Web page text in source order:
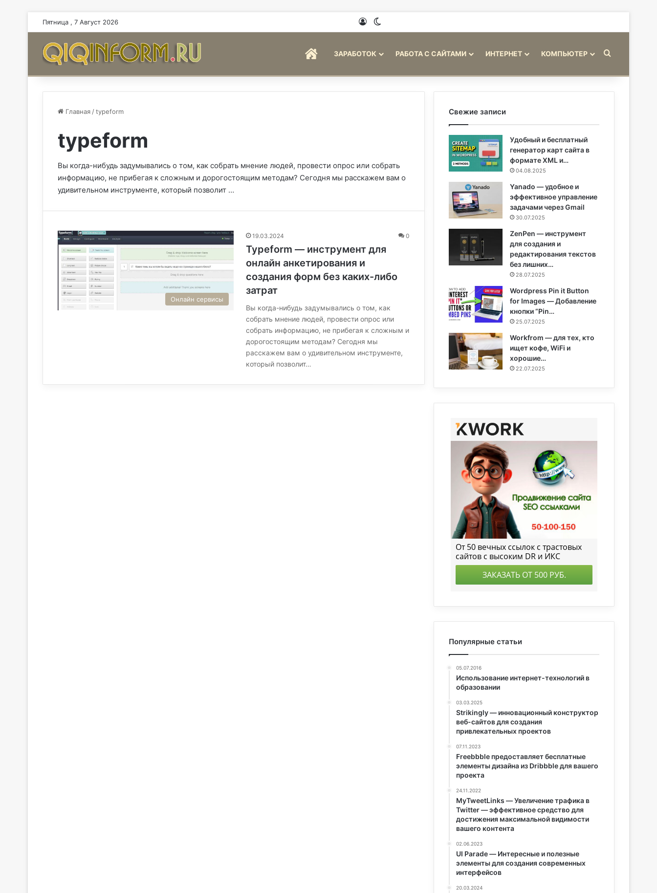
Пятница , 7 Август 2026 Войти
ГЛАВНАЯЗАРАБОТОК РАБОТА С САЙТАМИ ИНТЕРНЕТ КОМПЬЮТЕР
Главная /typeform
typeform
Вы когда-нибудь задумывались о том, как собрать мнение людей, провести опрос или собрать
информацию, не прибегая к сложным и дорогостоящим методам? Сегодня мы расскажем вам о
удивительном инструменте, который позволит …
Онлайн сервисы
19.03.2024 0
Typeform — инструмент для
онлайн анкетирования и
создания форм без каких-либо
затрат
Вы когда-нибудь задумывались о том, как
собрать мнение людей, провести опрос или
собрать информацию, не прибегая к сложным и
дорогостоящим методам? Сегодня мы
расскажем вам о удивительном инструменте,
который позволит…
Свежие записи
Удобный и бесплатный
генератор карт сайта в
формате XML и…
04.08.2025
Yanado — удобное и
эффективное управление
задачами через Gmail
30.07.2025
ZenPen — инструмент
для создания и
редактирования текстов
без лишних…
28.07.2025
Wordpress Pin it Button
for Images — Добавление
кнопки “Pin…
25.07.2025
Workfrom — для тех, кто
ищет кофе, WiFi и
хорошие…
22.07.2025
Популярные статьи
05.07.2016
Использование интернет-технологий в
образовании
03.03.2025
Strikingly — инновационный конструктор
веб-сайтов для создания
привлекательных проектов
07.11.2023
Freebbble предоставляет бесплатные
элементы дизайна из Dribbble для вашего
проекта
24.11.2022
MyTweetLinks — Увеличение трафика в
Twitter — эффективное средство для
достижения максимальной видимости
вашего контента
02.06.2023
UI Parade — Интересные и полезные
элементы для создания современных
интерфейсов
20.03.2024